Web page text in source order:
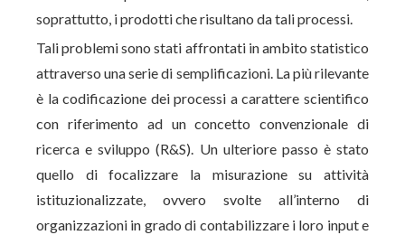
soprattutto, i prodotti che risultano da tali processi.
Tali problemi sono stati affrontati in ambito statistico
attraverso una serie di semplificazioni. La più rilevante
è la codificazione dei processi a carattere scientifico
con riferimento ad un concetto convenzionale di
ricerca e sviluppo (R&S). Un ulteriore passo è stato
quello di focalizzare la misurazione su attività
istituzionalizzate, ovvero svolte all’interno di
organizzazioni in grado di contabilizzare i loro input e